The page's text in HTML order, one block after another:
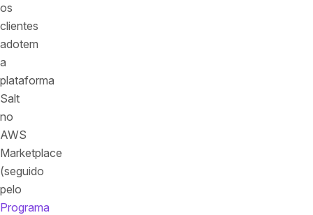
os
clientes
adotem
a
plataforma
Salt
no
AWS
Marketplace
(seguido
pelo
Programa